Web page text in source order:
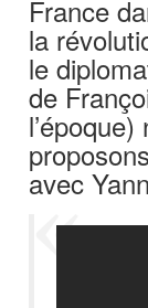
France
la
le
de
avec